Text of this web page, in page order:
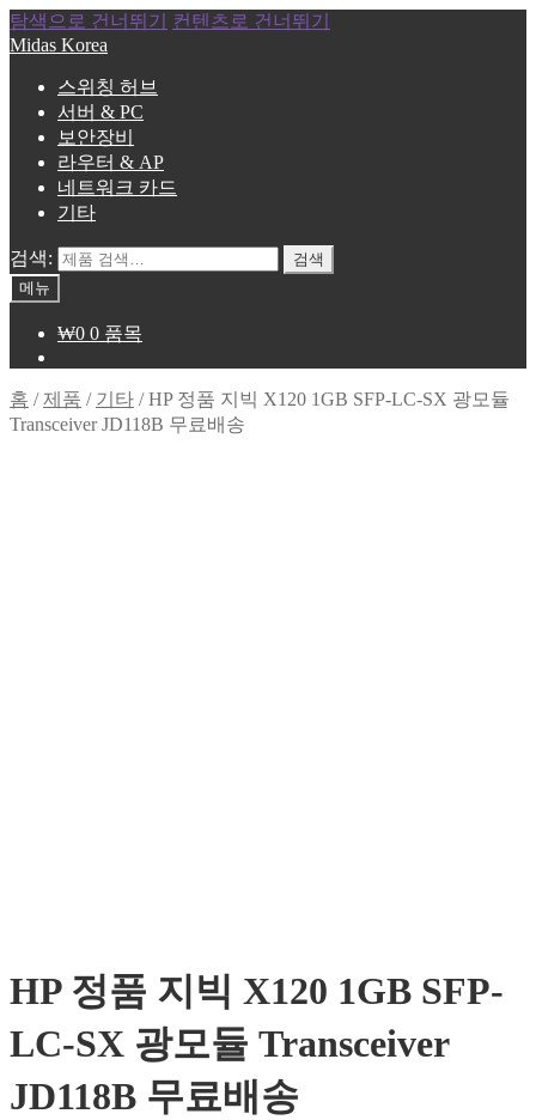
탐색으로 건너뛰기
컨텐츠로 건너뛰기
Midas Korea
스위칭 허브
서버 & PC
보안장비
라우터 & AP
네트워크 카드
기타
검색:
검색
메뉴
₩0 0 품목
홈 /제품 / 기타 /HP 정품 지빅 X120 1GB SFP-LC-SX 광모듈
Transceiver JD118B 무료배송
HP 정품 지빅 X120 1GB SFP-
LC-SX 광모듈 Transceiver
JD118B 무료배송